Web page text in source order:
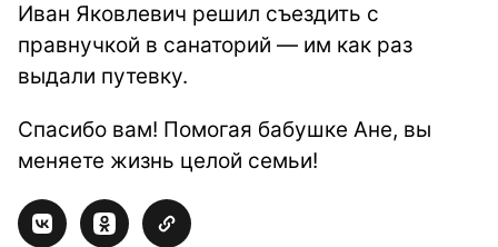
Иван Яковлевич решил съездить с
правнучкой в санаторий — им как раз
выдали путевку.
Спасибо вам! Помогая бабушке Ане, вы
меняете жизнь целой семьи!